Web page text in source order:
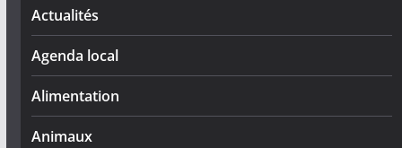
Actualités
Agenda local
Alimentation
Animaux